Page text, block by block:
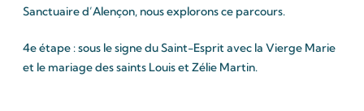
Sanctuaire d’Alençon, nous explorons ce parcours.
4e étape : sous le signe du Saint-Esprit avec la Vierge Marie
et le mariage des saints Louis et Zélie Martin.